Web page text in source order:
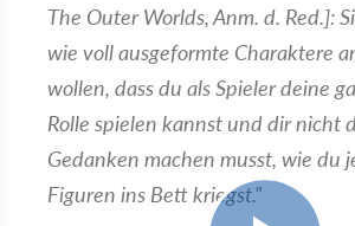
The Outer Worlds, Anm. d. Red.]:
wie voll ausgeformte Charaktere
wollen, dass du als Spieler deine
Rolle spielen kannst und dir nicht
Gedanken machen musst, wie du
Figuren ins Bett kriegst."